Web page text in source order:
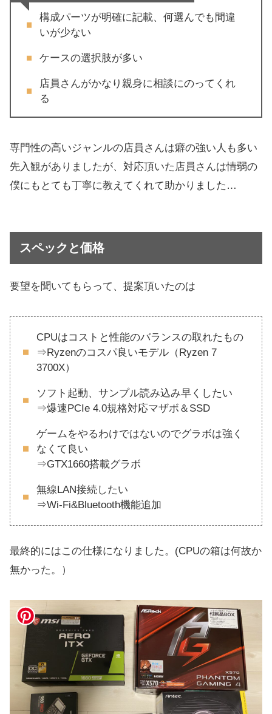
構成パーツが明確に記載、何選んでも間違
いが少ない
ケースの選択肢が多い
店員さんがかなり親身に相談にのってくれ
る
専門性の高いジャンルの店員さんは癖の強い人も多い
先入観がありましたが、対応頂いた店員さんは情弱の
僕にもとても丁寧に教えてくれて助かりました…
スペックと価格
要望を聞いてもらって、提案頂いたのは
CPUはコストと性能のバランスの取れたもの
⇒Ryzenのコスパ良いモデル（Ryzen 7
3700X）
ソフト起動、サンプル読み込み早くしたい
⇒爆速PCIe 4.0規格対応マザボ＆SSD
ゲームをやるわけではないのでグラボは強く
なくて良い
⇒GTX1660搭載グラボ
無線LAN接続したい
⇒Wi-Fi&Bluetooth機能追加
最終的にはこの仕様になりました。(CPUの箱は何故か
無かった。）